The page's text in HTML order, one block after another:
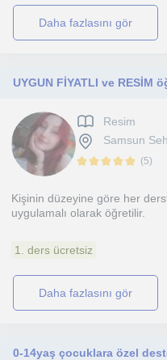
daha fazlasını gör
UYGUN FİYATLI ve RESİM
Resim
Samsun
(5)
Kişinin düzeyine göre her
uygulamalı olarak öğretilir.
1. ders ücretsiz
daha fazlasını gör